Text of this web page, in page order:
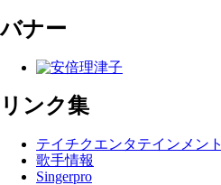
バナー
リンク集
テイチクエンタテインメント
歌手情報
Singerpro